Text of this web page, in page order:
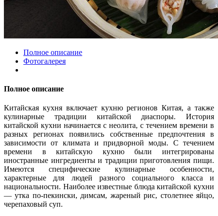
Полное описание
Фотогалерея
Полное описание
Китайская кухня включает кухню регионов Китая, а также
кулинарные традиции китайской диаспоры. История
китайской кухни начинается с неолита, с течением времени в
разных регионах появились собственные предпочтения в
зависимости от климата и придворной моды. С течением
времени в китайскую кухню были интегрированы
иностранные ингредиенты и традиции приготовления пищи.
Имеются специфические кулинарные особенности,
характерные для людей разного социального класса и
национальности. Наиболее известные блюда китайской кухни
— утка по-пекински, димсам, жареный рис, столетнее яйцо,
черепаховый суп.